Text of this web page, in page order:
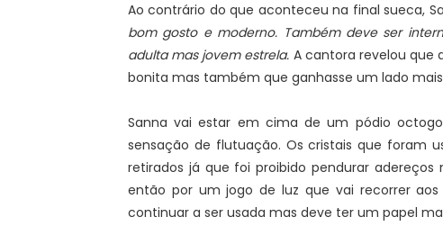
Ao contrário do que aconteceu na final sueca,
bom gosto e moderno. Também deve ser
adulta mas jovem estrela. A cantora revelou que
bonita mas também que ganhasse um lado
Sanna vai estar em cima de um pódio
sensação de flutuação. Os cristais que foram
retirados já que foi proibido pendurar adereços
então por um jogo de luz que vai recorrer aos
continuar a ser usada mas deve ter um papel